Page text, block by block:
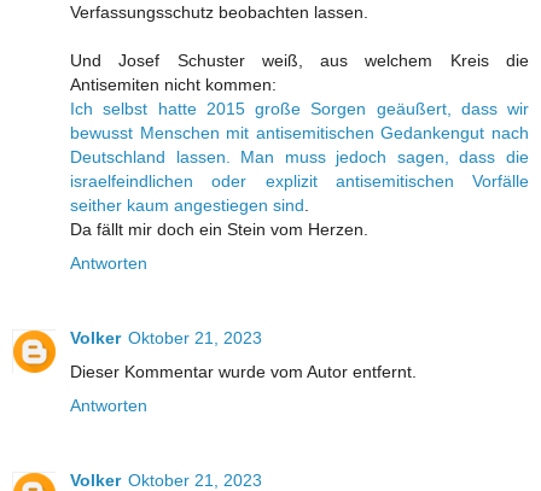
Verfassungsschutz beobachten lassen.
Und Josef Schuster weiß, aus welchem Kreis die
Antisemiten nicht kommen:
Ich selbst hatte 2015 große Sorgen geäußert, dass wir
bewusst Menschen mit antisemitischen Gedankengut nach
Deutschland lassen. Man muss jedoch sagen, dass die
israelfeindlichen oder explizit antisemitischen Vorfälle
seither kaum angestiegen sind
Da fällt mir doch ein Stein vom Herzen.
Antworten
Volker Oktober 21, 2023
Dieser Kommentar wurde vom Autor entfernt.
Antworten
Volker Oktober 21, 2023